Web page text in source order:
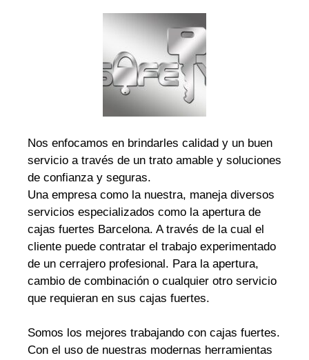
Nos enfocamos en brindarles calidad y un buen
servicio a través de un trato amable y soluciones
de confianza y seguras.
Una empresa como la nuestra, maneja diversos
servicios especializados como la apertura de
cajas fuertes Barcelona. A través de la cual el
cliente puede contratar el trabajo experimentado
de un cerrajero profesional. Para la apertura,
cambio de combinación o cualquier otro servicio
que requieran en sus cajas fuertes.
Somos los mejores trabajando con cajas fuertes.
Con el uso de nuestras modernas herramientas